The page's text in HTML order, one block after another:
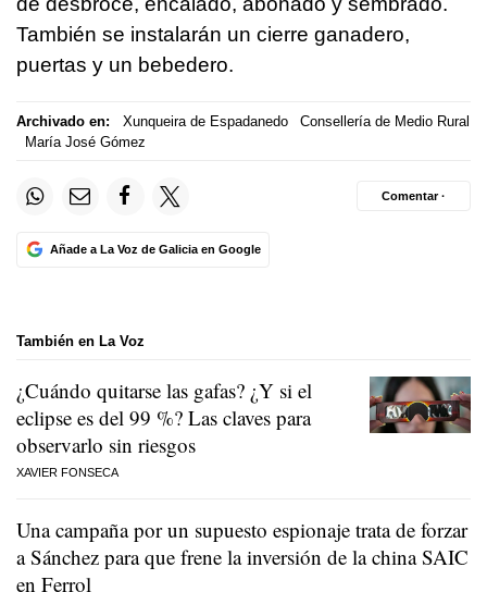
También se instalarán un cierre ganadero,
puertas y un bebedero.
Archivado en: Xunqueira de Espadanedo
Consellería de Medio Rural
María José Gómez
Añade a La Voz de Galicia en Google
Comentar ·
También en La Voz
¿Cuándo quitarse las gafas? ¿Y si el
eclipse es del 99 %? Las claves para
observarlo sin riesgos
XAVIER FONSECA
Una campaña por un supuesto espionaje trata de forzar
a Sánchez para que frene la inversión de la china SAIC
en Ferrol